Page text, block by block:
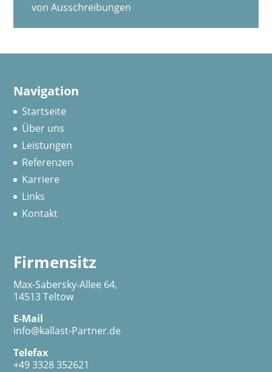
von Ausschreibungen
Navigation
Startseite
Über uns
Leistungen
Referenzen
Karriere
Links
Kontakt
Firmensitz
Max-Sabersky-Allee 64,
14513 Teltow
E-Mail
info@kallast-Partner.de
Telefax
+49 3328 352621